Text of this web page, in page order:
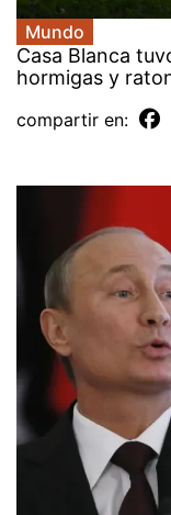
Mundo
Casa Blanca
hormigas y
compartir en: